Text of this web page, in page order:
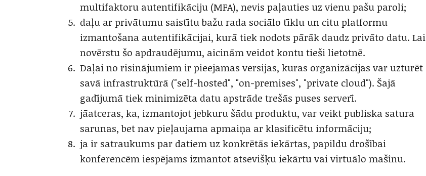
multifaktoru autentifikāciju (MFA), nevis paļauties uz vienu pašu paroli;
daļu ar privātumu saistītu bažu rada sociālo tīklu un citu platformu
izmantošana autentifikācijai, kurā tiek nodots pārāk daudz privāto datu. Lai
novērstu šo apdraudējumu, aicinām veidot kontu tieši lietotnē.
Daļai no risinājumiem ir pieejamas versijas, kuras organizācijas var uzturēt
savā infrastruktūrā ("self-hosted", "on-premises", "private cloud"). Šajā
gadījumā tiek minimizēta datu apstrāde trešās puses serverī.
jāatceras, ka, izmantojot jebkuru šādu produktu, var veikt publiska satura
sarunas, bet nav pieļaujama apmaiņa ar klasificētu informāciju;
ja ir satraukums par datiem uz konkrētās iekārtas, papildu drošībai
konferencēm iespējams izmantot atsevišķu iekārtu vai virtuālo mašīnu.